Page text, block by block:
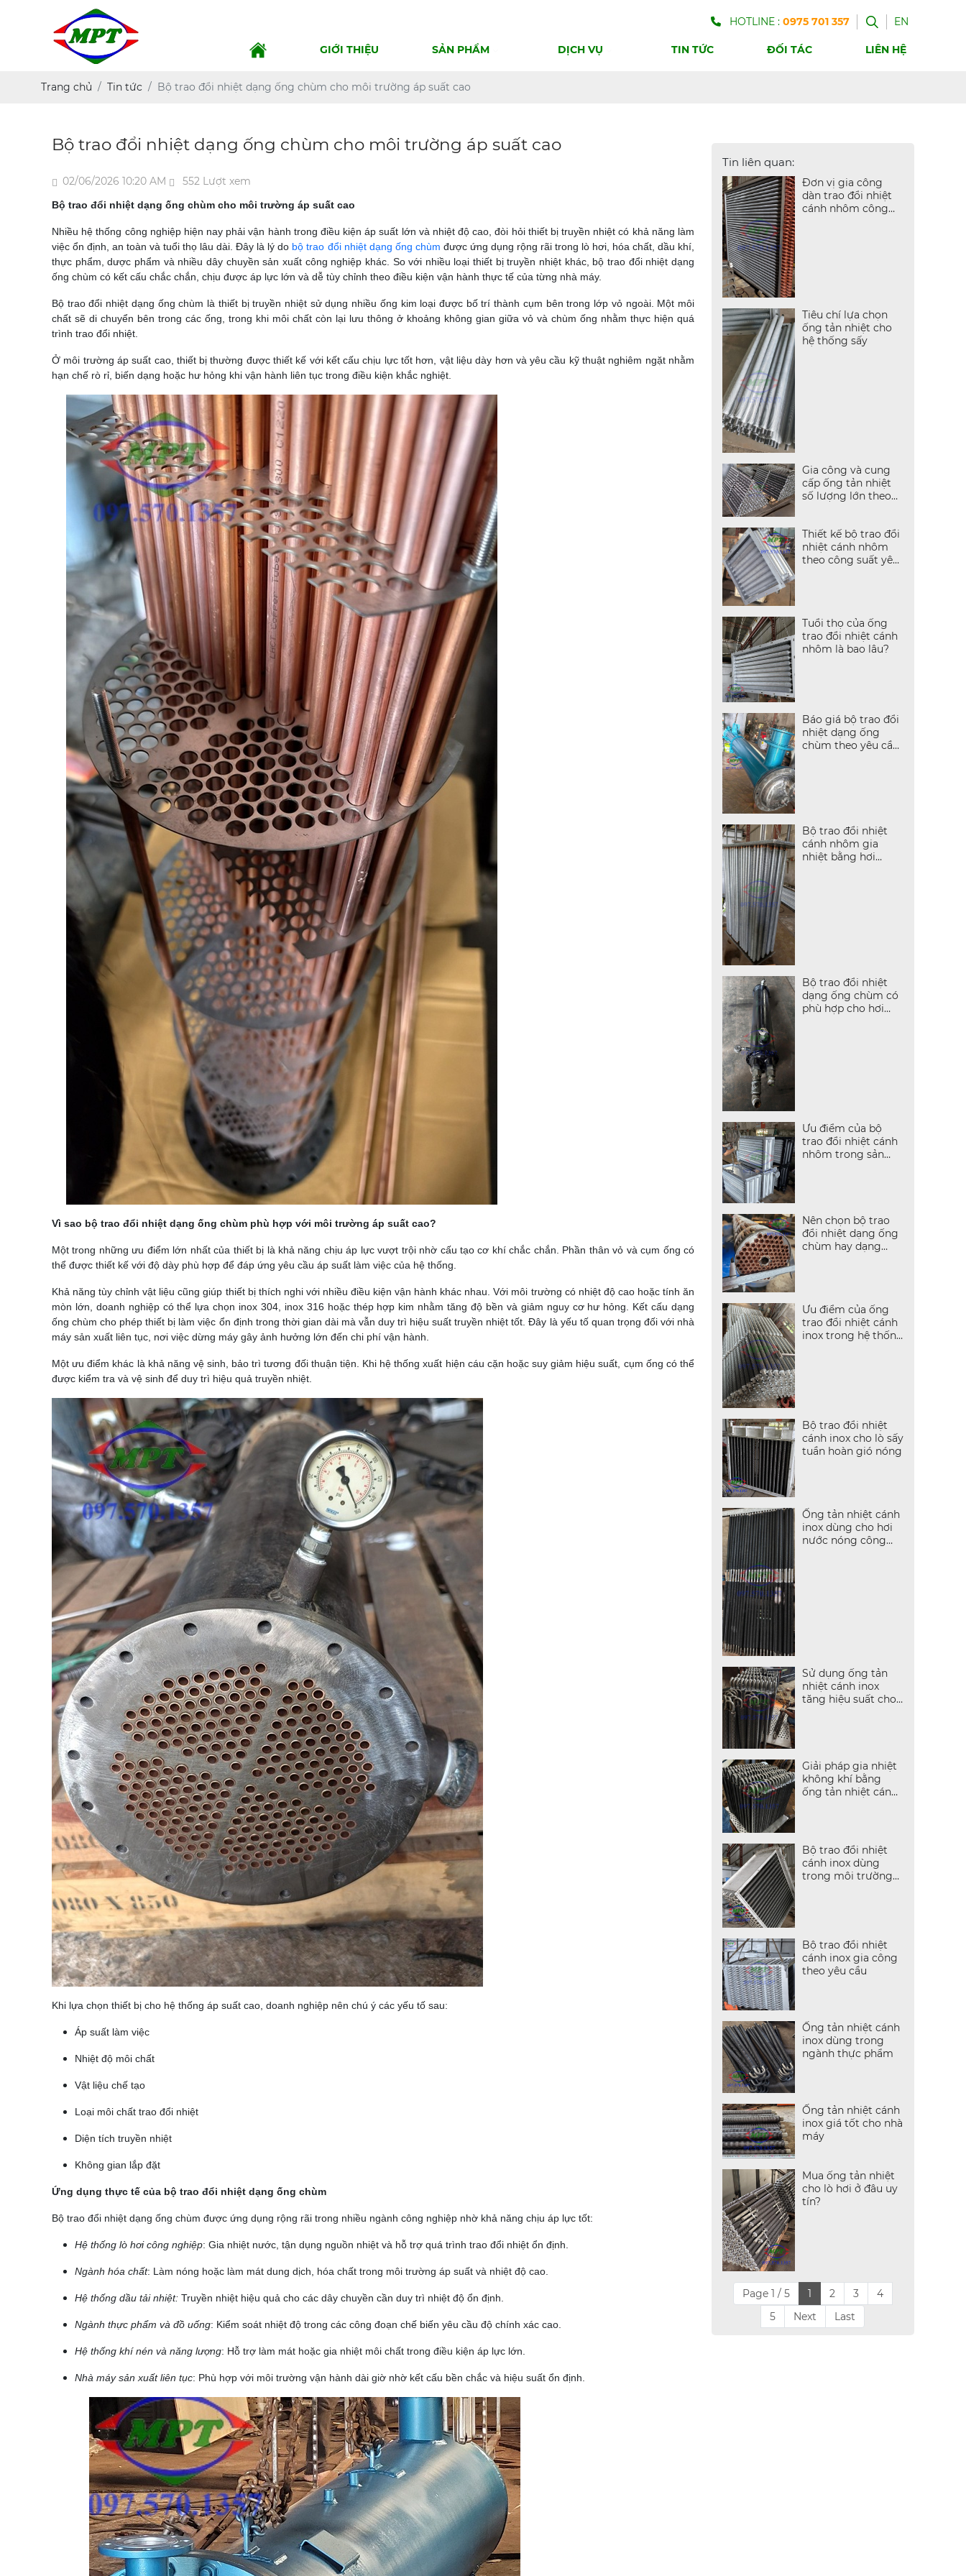
HOTLINE : 0975 701 357 EN
GIỚI THIỆU SẢN PHẨM DỊCH VỤ TIN TỨC ĐỐI TÁC LIÊN HỆ
Trang chủ Tin tức Bộ trao đổi nhiệt dạng ống chùm cho môi trường áp suất cao
Bộ trao đổi nhiệt dạng ống chùm cho môi trường áp suất cao
02/06/2026 10:20 AM 552 Lượt xem
Bộ trao đổi nhiệt dạng ống chùm cho môi trường áp suất cao
Nhiều hệ thống công nghiệp hiện nay phải vận hành trong điều kiện áp suất lớn và nhiệt độ cao, đòi hỏi thiết bị truyền nhiệt có khả năng làm
việc ổn định, an toàn và tuổi thọ lâu dài. Đây là lý do bộ trao đổi nhiệt dạng ống chùm được ứng dụng rộng rãi trong lò hơi, hóa chất, dầu khí,
thực phẩm, dược phẩm và nhiều dây chuyền sản xuất công nghiệp khác. So với nhiều loại thiết bị truyền nhiệt khác, bộ trao đổi nhiệt dạng
ống chùm có kết cấu chắc chắn, chịu được áp lực lớn và dễ tùy chỉnh theo điều kiện vận hành thực tế của từng nhà máy.
Bộ trao đổi nhiệt dạng ống chùm là thiết bị truyền nhiệt sử dụng nhiều ống kim loại được bố trí thành cụm bên trong lớp vỏ ngoài. Một môi
chất sẽ di chuyển bên trong các ống, trong khi môi chất còn lại lưu thông ở khoảng không gian giữa vỏ và chùm ống nhằm thực hiện quá
trình trao đổi nhiệt.
Ở môi trường áp suất cao, thiết bị thường được thiết kế với kết cấu chịu lực tốt hơn, vật liệu dày hơn và yêu cầu kỹ thuật nghiêm ngặt nhằm
hạn chế rò rỉ, biến dạng hoặc hư hỏng khi vận hành liên tục trong điều kiện khắc nghiệt.
Vì sao bộ trao đổi nhiệt dạng ống chùm phù hợp với môi trường áp suất cao?
Một trong những ưu điểm lớn nhất của thiết bị là khả năng chịu áp lực vượt trội nhờ cấu tạo cơ khí chắc chắn. Phần thân vỏ và cụm ống có
thể được thiết kế với độ dày phù hợp để đáp ứng yêu cầu áp suất làm việc của hệ thống.
Khả năng tùy chỉnh vật liệu cũng giúp thiết bị thích nghi với nhiều điều kiện vận hành khác nhau. Với môi trường có nhiệt độ cao hoặc tính ăn
mòn lớn, doanh nghiệp có thể lựa chọn inox 304, inox 316 hoặc thép hợp kim nhằm tăng độ bền và giảm nguy cơ hư hỏng. Kết cấu dạng
ống chùm cho phép thiết bị làm việc ổn định trong thời gian dài mà vẫn duy trì hiệu suất truyền nhiệt tốt. Đây là yếu tố quan trọng đối với nhà
máy sản xuất liên tục, nơi việc dừng máy gây ảnh hưởng lớn đến chi phí vận hành.
Một ưu điểm khác là khả năng vệ sinh, bảo trì tương đối thuận tiện. Khi hệ thống xuất hiện cáu cặn hoặc suy giảm hiệu suất, cụm ống có thể
được kiểm tra và vệ sinh để duy trì hiệu quả truyền nhiệt.
Khi lựa chọn thiết bị cho hệ thống áp suất cao, doanh nghiệp nên chú ý các yếu tố sau:
Áp suất làm việc
Nhiệt độ môi chất
Vật liệu chế tạo
Loại môi chất trao đổi nhiệt
Diện tích truyền nhiệt
Không gian lắp đặt
Ứng dụng thực tế của bộ trao đổi nhiệt dạng ống chùm
Bộ trao đổi nhiệt dạng ống chùm được ứng dụng rộng rãi trong nhiều ngành công nghiệp nhờ khả năng chịu áp lực tốt:
Hệ thống lò hơi công nghiệp: Gia nhiệt nước, tận dụng nguồn nhiệt và hỗ trợ quá trình trao đổi nhiệt ổn định.
Ngành hóa chất: Làm nóng hoặc làm mát dung dịch, hóa chất trong môi trường áp suất và nhiệt độ cao.
Hệ thống dầu tải nhiệt: Truyền nhiệt hiệu quả cho các dây chuyền cần duy trì nhiệt độ ổn định.
Ngành thực phẩm và đồ uống: Kiểm soát nhiệt độ trong các công đoạn chế biến yêu cầu độ chính xác cao.
Hệ thống khí nén và năng lượng: Hỗ trợ làm mát hoặc gia nhiệt môi chất trong điều kiện áp lực lớn.
Nhà máy sản xuất liên tục: Phù hợp với môi trường vận hành dài giờ nhờ kết cấu bền chắc và hiệu suất ổn định.
Tin liên quan:
Đơn vị gia công
dàn trao đổi nhiệt
cánh nhôm công
Tiêu chí lựa chọn
ống tản nhiệt cho
hệ thống sấy
Gia công và cung
cấp ống tản nhiệt
số lượng lớn theo
Thiết kế bộ trao đổi
nhiệt cánh nhôm
theo công suất yêu
Tuổi thọ của ống
trao đổi nhiệt cánh
nhôm là bao lâu?
Báo giá bộ trao đổi
nhiệt dạng ống
chùm theo yêu cầu
Bộ trao đổi nhiệt
cánh nhôm gia
nhiệt bằng hơi
Bộ trao đổi nhiệt
dạng ống chùm có
phù hợp cho hơi
Ưu điểm của bộ
trao đổi nhiệt cánh
nhôm trong sản
Nên chọn bộ trao
đổi nhiệt dạng ống
chùm hay dạng
Ưu điểm của ống
trao đổi nhiệt cánh
inox trong hệ thống
Bộ trao đổi nhiệt
cánh inox cho lò sấy
tuần hoàn gió nóng
Ống tản nhiệt cánh
inox dùng cho hơi
nước nóng công
Sử dụng ống tản
nhiệt cánh inox
tăng hiệu suất cho
Giải pháp gia nhiệt
không khí bằng
ống tản nhiệt cánh
Bộ trao đổi nhiệt
cánh inox dùng
trong môi trường
Bộ trao đổi nhiệt
cánh inox gia công
theo yêu cầu
Ống tản nhiệt cánh
inox dùng trong
ngành thực phẩm
Ống tản nhiệt cánh
inox giá tốt cho nhà
máy
Mua ống tản nhiệt
cho lò hơi ở đâu uy
tín?
Page 1 / 5 1 2 3
4
5
Next Last